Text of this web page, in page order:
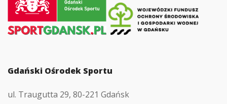
do
strony
głównej
Gdański Ośrodek Sportu
ul. Traugutta 29, 80-221 Gdańsk